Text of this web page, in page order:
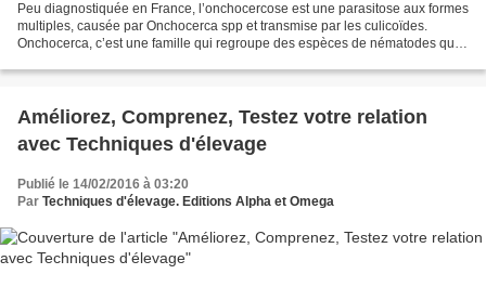
Peu diagnostiquée en France, l’onchocercose est une parasitose aux formes
multiples, causée par Onchocerca spp et transmise par les culicoïdes.
Onchocerca, c’est une famille qui regroupe des espèces de nématodes qui
Améliorez, Comprenez, Testez votre relation
avec Techniques d'élevage
Publié le 14/02/2016 à 03:20
Par Techniques d'élevage. Editions Alpha et Omega